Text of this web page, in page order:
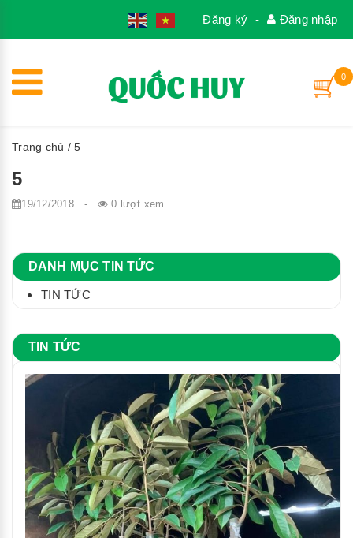
Đăng nhập
-
Đăng ký
0
Trang chủ / 5
5
19/12/2018- 0 lượt xem
DANH MỤC TIN TỨC
TIN TỨC
TIN TỨC